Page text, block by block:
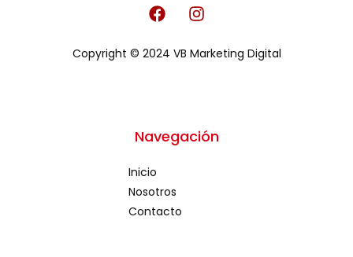
F
a
c
e
k
I
n
s
t
a
m
Copyright © 2024 VB Marketing Digital
Navegación
Inicio
Nosotros
Contacto